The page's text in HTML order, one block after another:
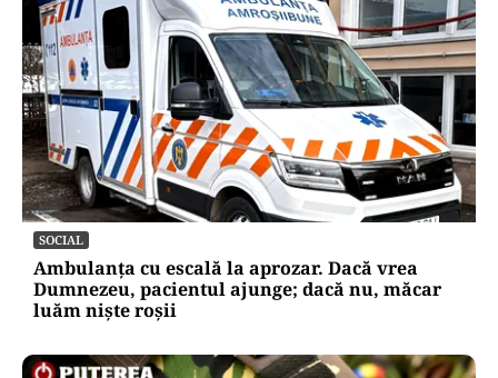
SOCIAL
Ambulanța cu escală la aprozar. Dacă vrea
Dumnezeu, pacientul ajunge; dacă nu, măcar
luăm niște roșii